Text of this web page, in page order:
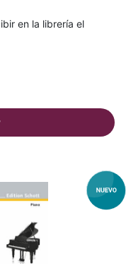
en la librería el